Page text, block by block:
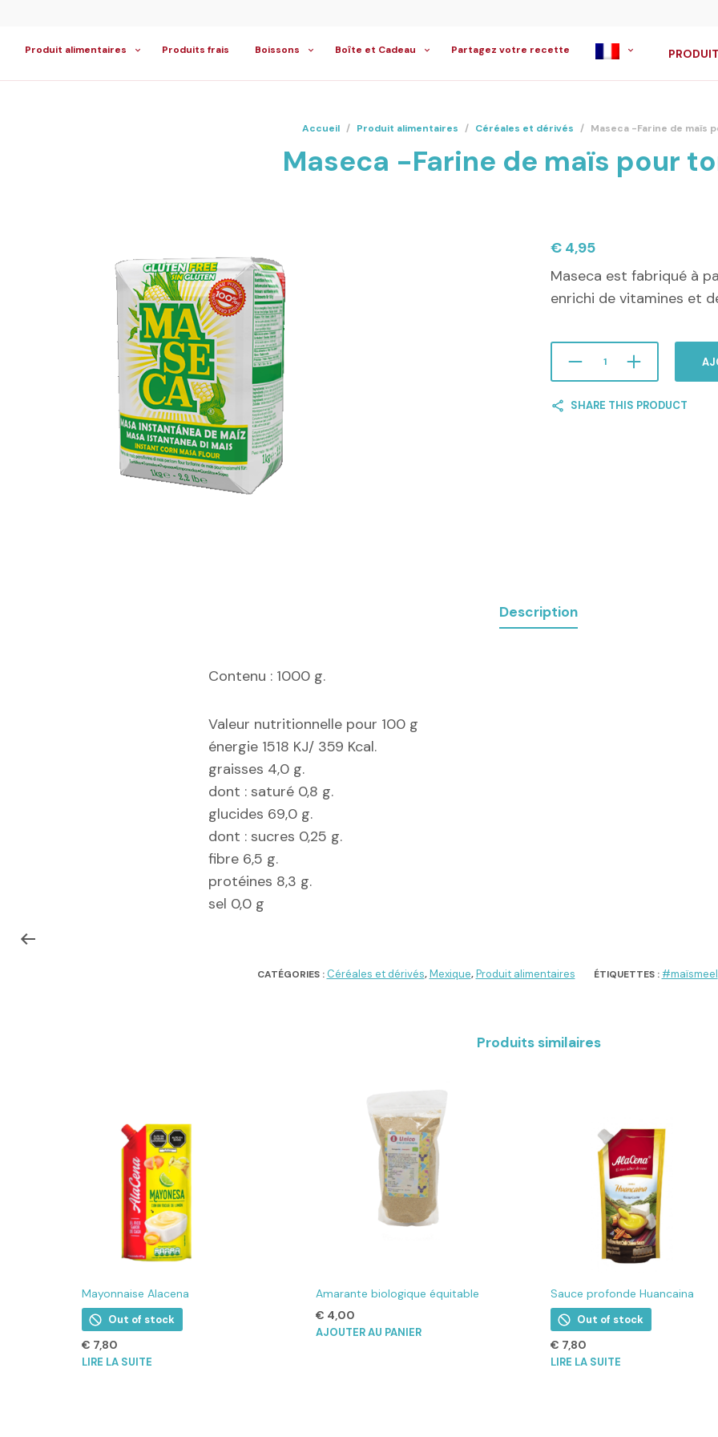
Produit alimentaires Produits frais Boissons Boîte et Cadeau Partagez votre recette
Accueil / Produit alimentaires / Céréales et dérivés / Maseca -Farine de maïs
Maseca -Farine de maïs pour
€ 4,95
Maseca est fabriqué à
enrichi de vitamines et
SHARE THIS PRODUCT
Description
Contenu : 1000 g.
Valeur nutritionnelle pour 100 g
énergie 1518 KJ/ 359 Kcal.
graisses 4,0 g.
dont : saturé 0,8 g.
glucides 69,0 g.
dont : sucres 0,25 g.
fibre 6,5 g.
protéines 8,3 g.
sel 0,0 g
CATÉGORIES : Céréales et dérivés,Mexique,Produit alimentaires ÉTIQUETTES : #maïsmeel
Produits similaires
Mayonnaise Alacena
Out of stock
€ 7,80
LIRE LA SUITE
Amarante biologique équitable
€ 4,00
AJOUTER AU PANIER
Sauce profonde Huancaina
Out of stock
€ 7,80
LIRE LA SUITE